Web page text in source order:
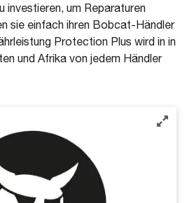
investieren, um Reparaturen
sie einfach ihren Bobcat-Händler
Protection Plus wird in in
und Afrika von jedem Händler